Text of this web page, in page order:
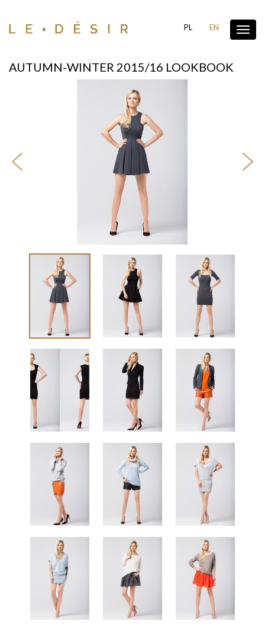
Pokaż
menu
PL EN
AUTUMN-WINTER 2015/16 LOOKBOOK